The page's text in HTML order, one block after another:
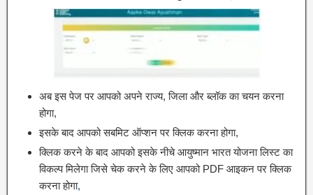
अब इस पेज पर आपको अपने राज्य, जिला और ब्लॉक का चयन करना
होगा,
इसके बाद आपको सबमिट ऑप्शन पर क्लिक करना होगा,
क्लिक करने के बाद आपको इसके नीचे आयुष्मान भारत योजना लिस्ट का
विकल्प मिलेगा जिसे चेक करने के लिए आपको PDF आइकन पर क्लिक
करना होगा,